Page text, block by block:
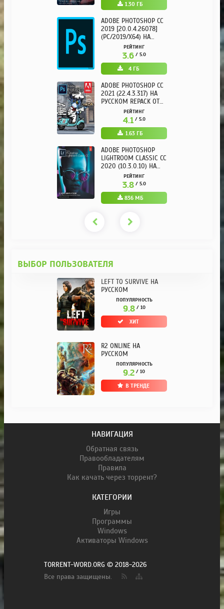
1.30 ГБ
ADOBE PHOTOSHOP CC
2019 [20.0.4.26078]
(PC/2019/X64) НА
РУССКОМРЕЙТИНГ
3.6/ 5.0
4 ГБ
ADOBE PHOTOSHOP CC
2021 (22.4.3.317) НА
РУССКОМ REPACK ОТ
KPOJIUKРЕЙТИНГ
4.1 / 5.0
1.63 ГБ
ADOBE PHOTOSHOP
LIGHTROOM CLASSIC CC
2020 (10.3.0.10) НА
РУССКОМ REPACK ОТ
KPOJIUK
РЕЙТИНГ
3.8 / 5.0
836 МБ
ВЫБОР ПОЛЬЗОВАТЕЛЯ
LEFT TO SURVIVE НА
РУССКОМ
ПОПУЛЯРНОСТЬ
9.8 / 10
ХИТ
R2 ONLINE НА
РУССКОМ
ПОПУЛЯРНОСТЬ
9.2 / 10
В ТРЕНДЕ
НАВИГАЦИЯ
Обратная связь
Правообладателям
Правила
Как качать через торрент?
КАТЕГОРИИ
Игры
Программы
Windows
Активаторы Windows
TORRENT-WORD.ORG © 2018-2026
Все права защищены.